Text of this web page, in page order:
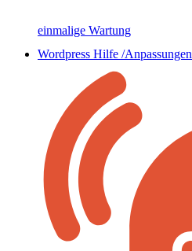
einmalige Wartung
Wordpress Hilfe /Anpassungen